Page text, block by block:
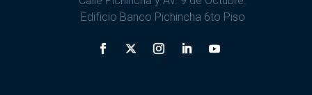
Edificio Banco Pichincha 6to Piso